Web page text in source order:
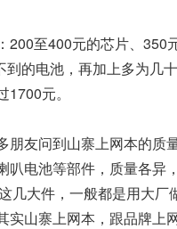
至400元的芯片、350
的电池，再加上多为几
元。
友问到山寨上网本的质
叭电池等部件，质量各异
几大件，一般都是用大
实山寨上网本，跟品牌上